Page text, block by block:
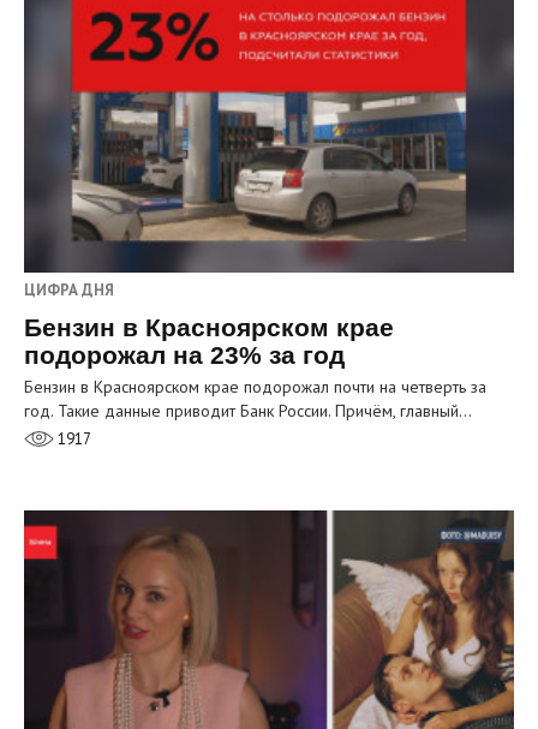
ЦИФРА ДНЯ
Бензин в Красноярском крае
подорожал на 23% за год
Бензин в Красноярском крае подорожал почти на четверть за
год. Такие данные приводит Банк России. Причём, главный…
1917